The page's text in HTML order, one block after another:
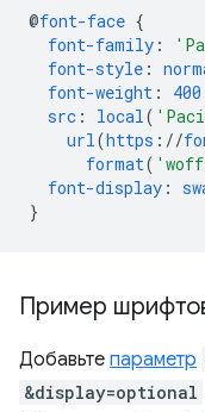
@font-face {
font-family :
font-style :
font-weight : 400
src : local (
url (https ://
format(
font-display :
}
Пример
Добавьте параметр
&display=optional